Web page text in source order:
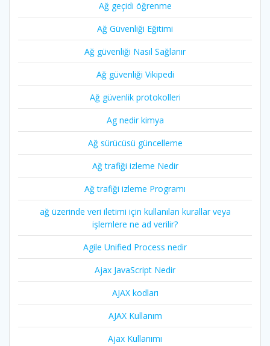
Ağ geçidi öğrenme
Ağ Güvenliği Eğitimi
Ağ güvenliği Nasıl Sağlanır
Ağ güvenliği Vikipedi
Ağ güvenlik protokolleri
Ag nedir kimya
Ağ sürücüsü güncelleme
Ağ trafiği izleme Nedir
Ağ trafiği izleme Programı
ağ üzerinde veri iletimi için kullanılan kurallar veya
işlemlere ne ad verilir?
Agile Unified Process nedir
Ajax JavaScript Nedir
AJAX kodları
AJAX Kullanım
Ajax Kullanımı